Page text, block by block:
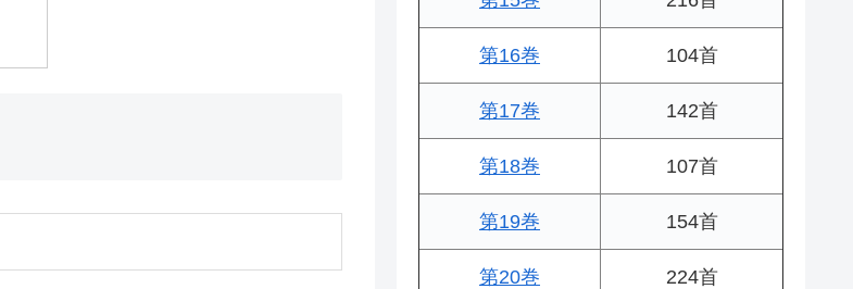
第16巻 104首
第17巻 142首
第18巻 107首
第19巻 154首
第20巻 224首